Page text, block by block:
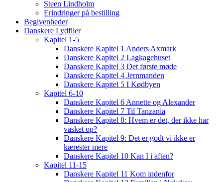
Steen Lindholm
Erindringer på bestilling
Begivenheder
Danskere Lydfiler
Kapitel 1-5
Danskere Kapitel 1 Anders Axmark
Danskere Kapitel 2 Lagkagehuset
Danskere Kapitel 3 Det første møde
Danskere Kapitel 4 Jernmanden
Danskere Kapitel 5 I Kødbyen
Kapitel 6-10
Danskere Kapitel 6 Annette og Alexander
Danskere Kapitel 7 Til Tanzania
Danskere Kapitel 8: Hvem er det, der ikke har
vasket op?
Danskere Kapitel 9: Det er godt vi ikke er
kærester mere
Danskere Kapitel 10 Kan I i aften?
Kapitel 11-15
Danskere Kapitel 11 Kom indenfor